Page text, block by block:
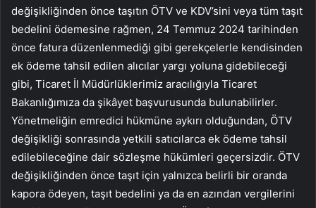
değişikliğinden önce taşıtın ÖTV ve KDV’sini veya tüm taşıt
bedelini ödemesine rağmen, 24 Temmuz 2024 tarihinden
önce fatura düzenlenmediği gibi gerekçelerle kendisinden
ek ödeme tahsil edilen alıcılar yargı yoluna gidebileceği
gibi, Ticaret İl Müdürlüklerimiz aracılığıyla Ticaret
Bakanlığımıza da şikâyet başvurusunda bulunabilirler.
Yönetmeliğin emredici hükmüne aykırı olduğundan, ÖTV
değişikliği sonrasında yetkili satıcılarca ek ödeme tahsil
edilebileceğine dair sözleşme hükümleri geçersizdir. ÖTV
değişikliğinden önce taşıt için yalnızca belirli bir oranda
kapora ödeyen, taşıt bedelini ya da en azından vergilerini